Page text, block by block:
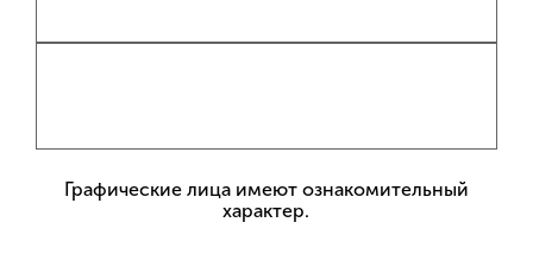
Графические лица имеют ознакомительный
характер.